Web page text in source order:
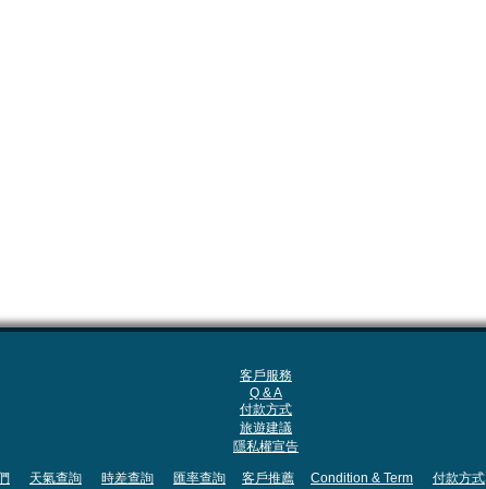
客戶服務
Q & A
付款方式
旅遊建議
隱私權宣告
天氣查詢 時差查詢 匯率查詢 客戶推薦 Condition & Term 付款方式